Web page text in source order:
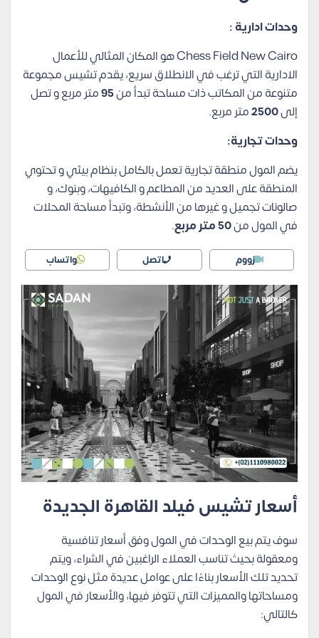
وحدات ادارية :
Chess Field New Cairo هو المكان المثالي للأعمال
الادارية التي ترغب في الانطلاق سريع، يقدم تشيس مجموعة
متنوعة من المكاتب ذات مساحة تبدأ من95متر مربع و تصل
إلى2500متر مربع.
وحدات تجارية:
يضم المول منطقة تجارية تعمل بالكامل بنظام بيئي و تحتوي
المنطقة على العديد من المطاعم و الكافيهات، وبنوك، و
صالونات تجميل و غيرها من الأنشطة، وتبدأ مساحة المحلات
في المول من50 متر مربع .
زووم اتصل واتساب
أسعار تشيس فيلد القاهرة الجديدة
سوف يتم بيع الوحدات في المول وفق أسعار تنافسية
ومعقولة بحيث تناسب العملاء الراغبين في الشراء، ويتم
تحديد تلك الأسعار بناءًا على عوامل عديدة مثل نوع الوحدات
ومساحاتها والمميزات التي تتوفر فيها، والأسعار في المول
كالتالي: